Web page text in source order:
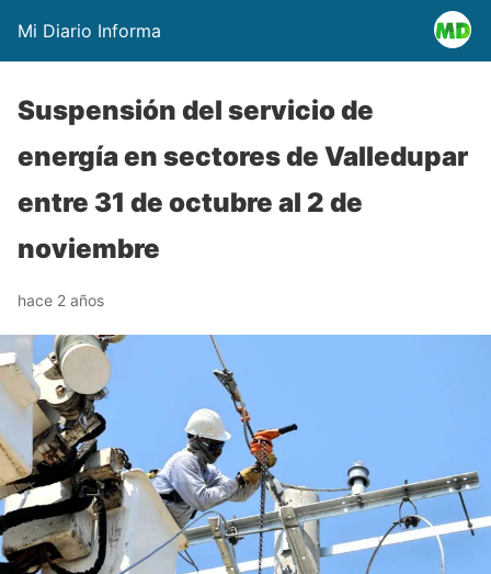
Mi Diario Informa
Suspensión del servicio de
energía en sectores de Valledupar
entre 31 de octubre al 2 de
noviembre
hace 2 años